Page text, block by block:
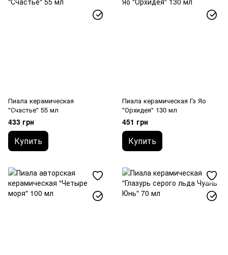
Пиала керамическая
"Счастье" 55 мл
433 грн
Купить
Пиала керамическая Гэ Яо
"Орхидея" 130 мл
451 грн
Купить